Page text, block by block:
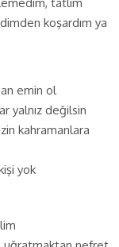
koşardım ya
emin ol
yalnız değilsin
kahramanlara
yok